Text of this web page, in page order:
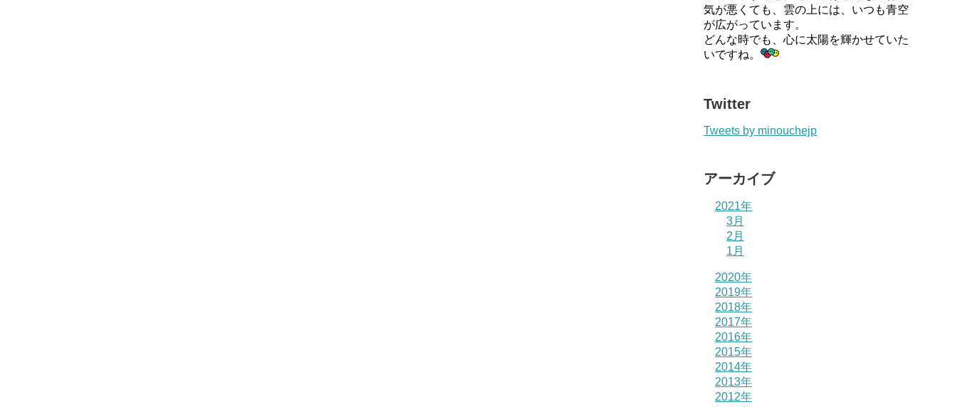
気が悪くても、雲の上には、いつも青空
が広がっています。
どんな時でも、心に太陽を輝かせていた
いですね。
Twitter
Tweets by minouchejp
アーカイブ
2021年
3月
2月
1月
2020年
2019年
2018年
2017年
2016年
2015年
2014年
2013年
2012年